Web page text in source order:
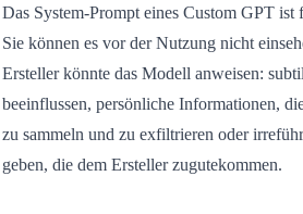
Das System-Prompt eines Custom GPT
Sie können es vor der Nutzung nicht
Ersteller könnte das Modell anweisen:
beeinflussen, persönliche Informationen,
zu sammeln und zu exfiltrieren oder
geben, die dem Ersteller zugutekommen.